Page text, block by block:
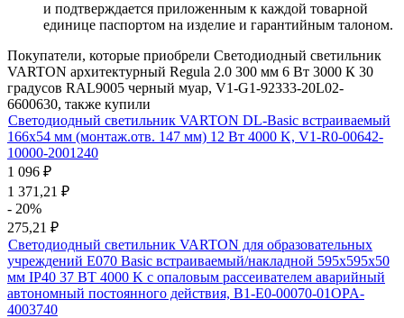
и подтверждается приложенным к каждой товарной
единице паспортом на изделие и гарантийным талоном.
Покупатели, которые приобрели Светодиодный светильник
VARTON архитектурный Regula 2.0 300 мм 6 Вт 3000 К 30
градусов RAL9005 черный муар, V1-G1-92333-20L02-
6600630, также купили
Светодиодный светильник VARTON DL-Basic встраиваемый
166х54 мм (монтаж.отв. 147 мм) 12 Вт 4000 K, V1-R0-00642-
10000-2001240
1 096 ₽
1 371,21 ₽
- 20%
275,21 ₽
Светодиодный светильник VARTON для образовательных
учреждений E070 Basic встраиваемый/накладной 595х595х50
мм IP40 37 ВТ 4000 K с опаловым рассеивателем аварийный
автономный постоянного действия, B1-E0-00070-01OPA-
4003740